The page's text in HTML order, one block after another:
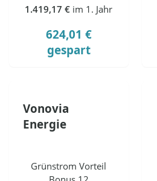
1.419,17 € im 1. Jahr
624,01 €
gespart
Vonovia
Energie
Grünstrom Vorteil